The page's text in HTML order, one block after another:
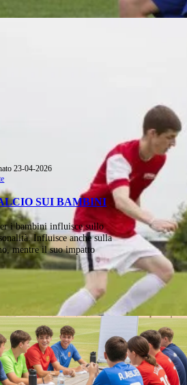
23-04-2026
SUI BAMBINI
i bambini influisce sullo
Influisce anche sulla
mentre il suo impatto